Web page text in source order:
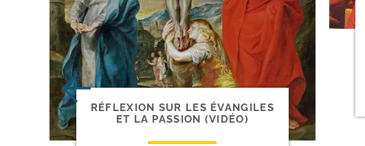
RÉFLEXION SUR LES ÉVANGILES
ET LA PASSION (VIDÉO)